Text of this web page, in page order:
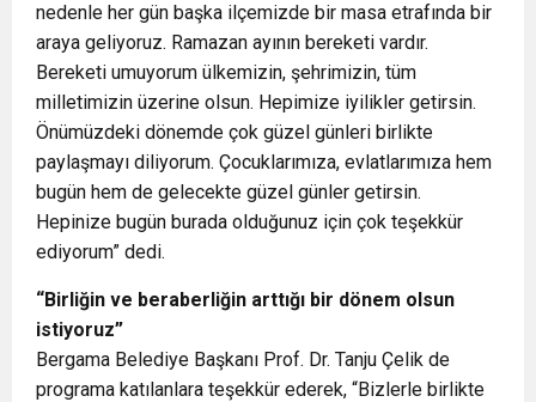
nedenle her gün başka ilçemizde bir masa etrafında bir
araya geliyoruz. Ramazan ayının bereketi vardır.
Bereketi umuyorum ülkemizin, şehrimizin, tüm
milletimizin üzerine olsun. Hepimize iyilikler getirsin.
Önümüzdeki dönemde çok güzel günleri birlikte
paylaşmayı diliyorum. Çocuklarımıza, evlatlarımıza hem
bugün hem de gelecekte güzel günler getirsin.
Hepinize bugün burada olduğunuz için çok teşekkür
ediyorum” dedi.
“Birliğin ve beraberliğin arttığı bir dönem olsun
istiyoruz”
Bergama Belediye Başkanı Prof. Dr. Tanju Çelik de
programa katılanlara teşekkür ederek, “Bizlerle birlikte